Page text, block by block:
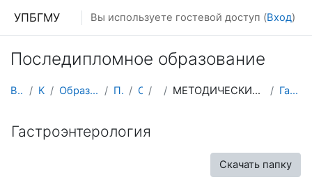
УПБГМУ Вы используете гостевой доступ (Вход)
Последипломное образование
В начало Кафедры Образование 2025-2026 уч.год Педиатрии О курсе ИПО МЕТОДИЧЕСКИЕ РЕКОМЕНДАЦИИ, УЧЕБНЫЕ ПОСОБИЯ ДЛЯ СЛУ... Гастроэнтерология
Гастроэнтерология
Скачать папку